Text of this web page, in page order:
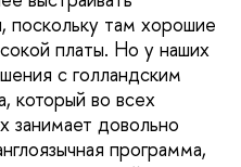
поскольку там хорошие
платы. Но у наших
с голландским
который во всех
занимает довольно
программа,